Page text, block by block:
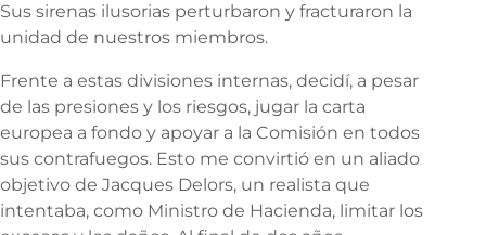
Sus sirenas ilusorias perturbaron y fracturaron la
unidad de nuestros miembros.
Frente a estas divisiones internas, decidí, a pesar
de las presiones y los riesgos, jugar la carta
europea a fondo y apoyar a la Comisión en todos
sus contrafuegos. Esto me convirtió en un aliado
objetivo de Jacques Delors, un realista que
intentaba, como Ministro de Hacienda, limitar los